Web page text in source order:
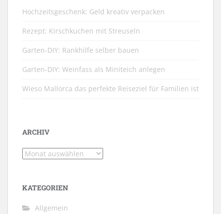
Hochzeitsgeschenk: Geld kreativ verpacken
Rezept: Kirschkuchen mit Streuseln
Garten-DIY: Rankhilfe selber bauen
Garten-DIY: Weinfass als Miniteich anlegen
Wieso Mallorca das perfekte Reiseziel für Familien ist
ARCHIV
Archiv
KATEGORIEN
Allgemein